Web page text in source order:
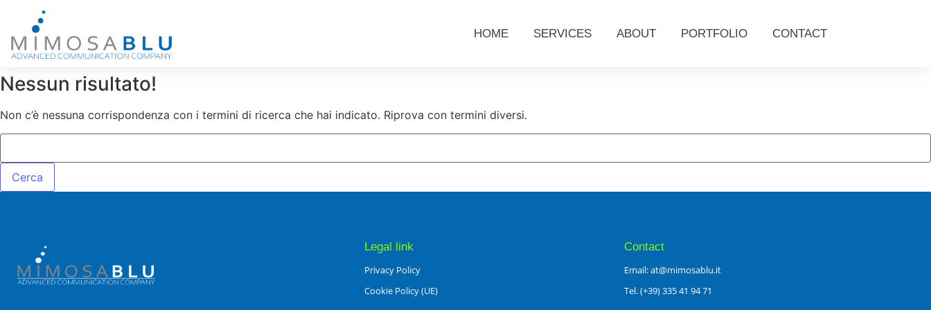
HOME SERVICES ABOUT PORTFOLIO CONTACT
Nessun risultato!
Non c’è nessuna corrispondenza con i termini di ricerca che hai indicato. Riprova con termini diversi.
Legal link
Privacy Policy
Cookie Policy (UE)
Contact
Email: at@mimosablu.it
Tel. (+39) 335 41 94 71